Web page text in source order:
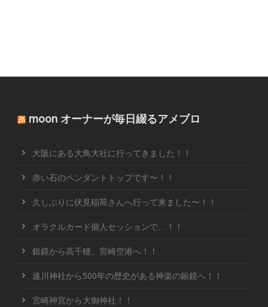
moon オーナーが毎日綴るアメブロ
大阪にある大鳥大社に行ってきました！！
赤い石のペンダントトップです〜！！
久しぶりに伏見稲荷さんへ行って来ました〜！！
オラクルカード個人セッションで…！！
銀鏡から高千穂、宮崎空港へ！！
速川神社から500年の歴史がある神楽の銀鏡へ！！
宮崎神宮から大御神社！！